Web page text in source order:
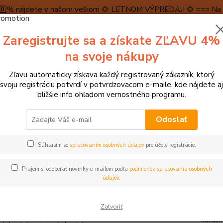
nájdete v našom veľkom 🌻 LETNOM VÝPREDAJI 🌻 ===
máme teraz pripravené špeciálne zľavy až do výšky 1️⃣5️⃣%
A PLATBA RECENZIE 👉VRÁTENIE TOVARU👈
Hľadať
(Po-
Edukačné hračky Motorické hračky Bigjigs Baby Motorický labyrint
Baby Motorický labyrint na
Zaregistrujte sa a získate ZĽAVU 4%
na svoje nákupy
Zľavu automaticky získava každý registrovaný zákazník, ktorý
svoju registráciu potvrdí v potvrdzovacom e-maile, kde nájdete aj
bližšie info ohľadom vernostného programu.
Odoslať
Súhlasím so spracovaním osobných údajovpre účely registrácie.
Prajem si odoberať novinky e-mailom podľa podmienok spracovania osobných
údajov.
Zatvoriť